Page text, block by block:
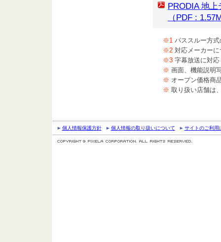
PRODIA 地
（PDF :
※1 パススルー方
※2 対応メーカー
※3 字幕放送に対
※ 画面、機能説明
※ オープン価格商
※ 取り扱い店舗は
個人情報保護方針 個人情報の取り扱いについて サイトのご利用